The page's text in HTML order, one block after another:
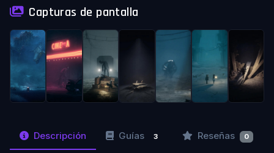
Capturas de pantalla
Descripción Guías 3 Reseñas 0